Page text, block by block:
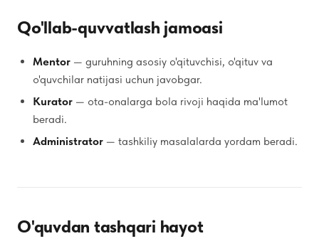
Qo'llab-quvvatlash jamoasi
Mentor — guruhning asosiy o'qituvchisi, o'qituv va
o'quvchilar natijasi uchun javobgar.
Kurator — ota-onalarga bola rivoji haqida ma'lumot
beradi.
Administrator — tashkiliy masalalarda yordam beradi.
O'quvdan tashqari hayot